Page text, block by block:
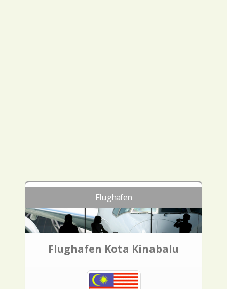
Flughafen
Flughafen Kota Kinabalu